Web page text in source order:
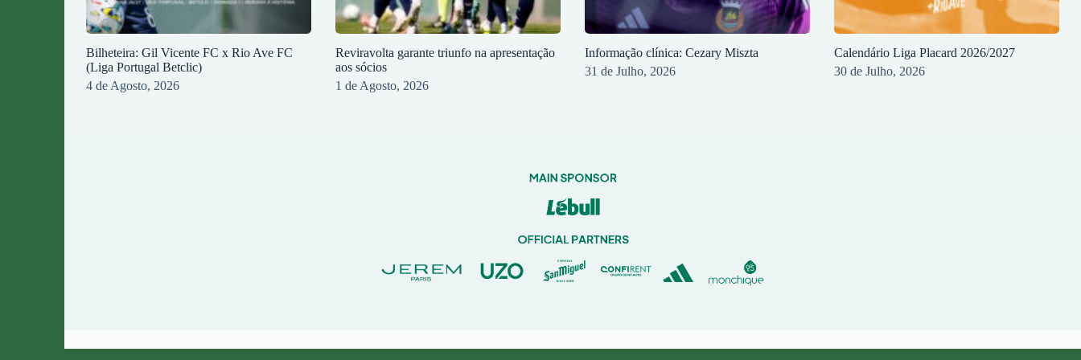
Bilheteira: Gil Vicente FC x Rio Ave FC
(Liga Portugal Betclic)
4 de Agosto, 2026
Reviravolta garante triunfo na apresentação
aos sócios
1 de Agosto, 2026
Informação clínica: Cezary Miszta
31 de Julho, 2026
Calendário Liga Placard 2026/2027
30 de Julho, 2026